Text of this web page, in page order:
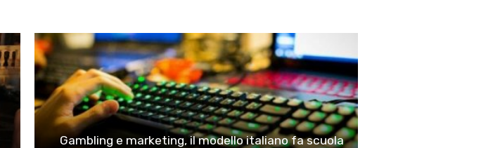
Gambling e marketing, il modello italiano fa scuola